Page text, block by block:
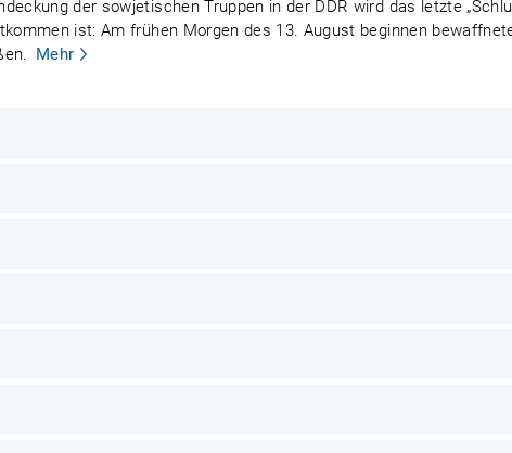
der sowjetischen Truppen in der DDR wird das letzte
ist: Am frühen Morgen des 13. August beginnen
Mehr